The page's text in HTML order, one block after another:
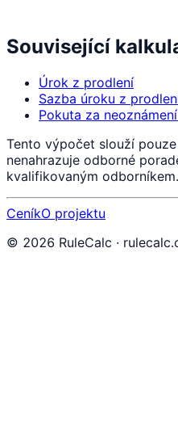
Související
Úrok z prodlení
Sazba úroku z
Pokuta za
Tento výpočet slouží
nenahrazuje odborné
kvalifikovaným odborníkem.
CeníkO projektu
© 2026 RuleCalc ·